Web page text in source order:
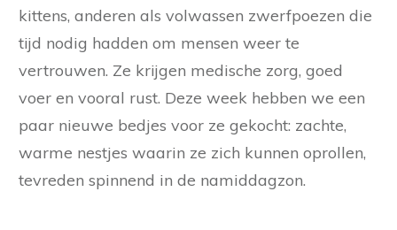
kittens, anderen als volwassen zwerfpoezen die
tijd nodig hadden om mensen weer te
vertrouwen. Ze krijgen medische zorg, goed
voer en vooral rust. Deze week hebben we een
paar nieuwe bedjes voor ze gekocht: zachte,
warme nestjes waarin ze zich kunnen oprollen,
tevreden spinnend in de namiddagzon.